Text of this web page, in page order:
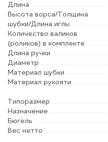
Длина
Высота ворса/Толщина
шубки/Длина иглы
Количество валиков
(роликов) в комплекте
Длина ручки
Диаметр
Материал шубки
Материал рукояти
Типоразмер
Назначение
Бюгель
Вес нетто